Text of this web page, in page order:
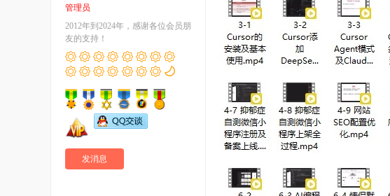
管理员
2012年到2024年，感谢各位会员朋
友的支持！
发消息